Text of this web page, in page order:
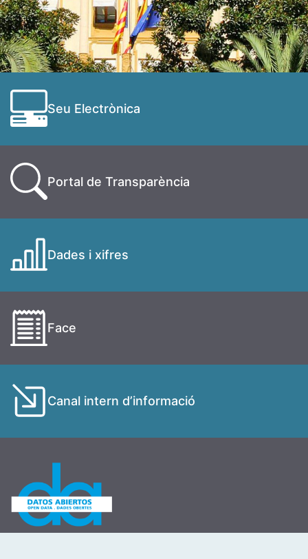
Seu Electrònica
Portal de Transparència
Dades i xifres
Face
Canal intern d’informació